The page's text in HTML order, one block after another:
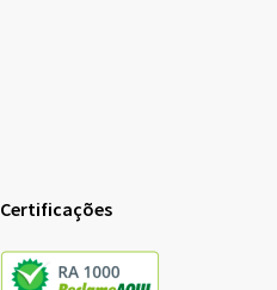
Certificações